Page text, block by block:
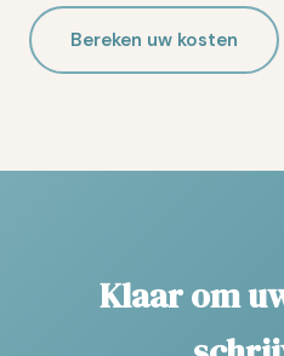
Bereken uw kosten
Klaar om